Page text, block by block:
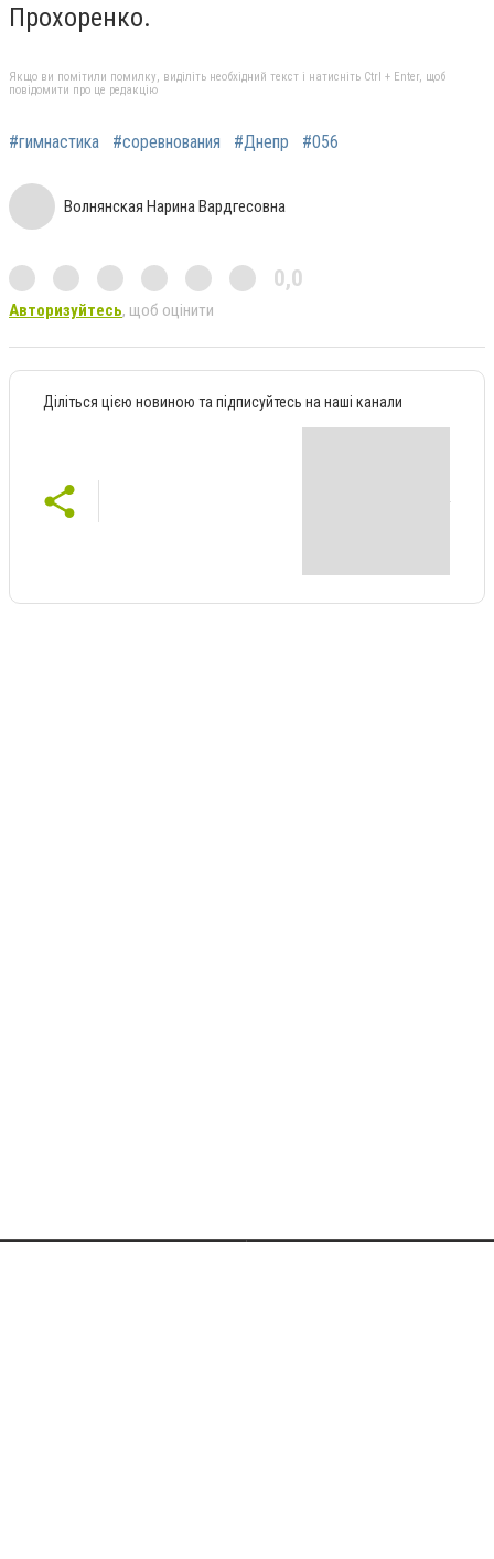
Прохоренко.
Якщо ви помітили помилку, виділіть необхідний текст і натисніть Ctrl + Enter, щоб
повідомити про це редакцію
#гимнастика #соревнования #Днепр #056
Волнянская Нарина Вардгесовна
0,0
Авторизуйтесь, щоб оцінити
Діліться цією новиною та підписуйтесь на наші канали